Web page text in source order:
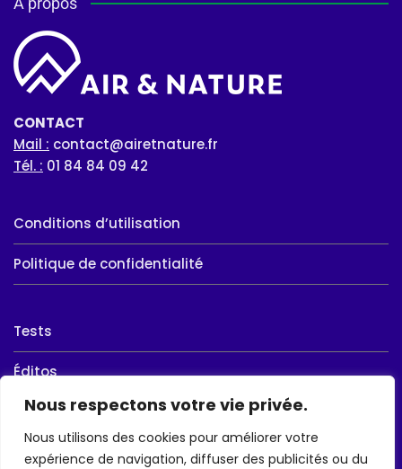
Nous respectons votre vie privée.
Nous utilisons des cookies pour améliorer votre
expérience de navigation, diffuser des publicités ou du
CONTACT
Mail : contact@airetnature.fr
Tél. : 01 84 84 09 42
Conditions d’utilisation
Politique de confidentialité
Tests
Éditos
Ball-Trap
Chasse